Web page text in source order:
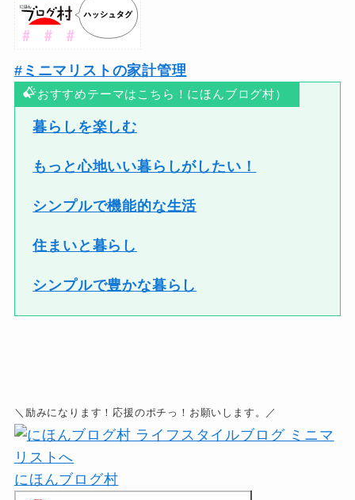
#ミニマリストの家計管理
おすすめテーマはこちら！にほんブログ村）
暮らしを楽しむ
もっと心地いい暮らしがしたい！
シンプルで機能的な生活
住まいと暮らし
シンプルで豊かな暮らし
＼励みになります！応援のポチっ！お願いします。／
にほんブログ村